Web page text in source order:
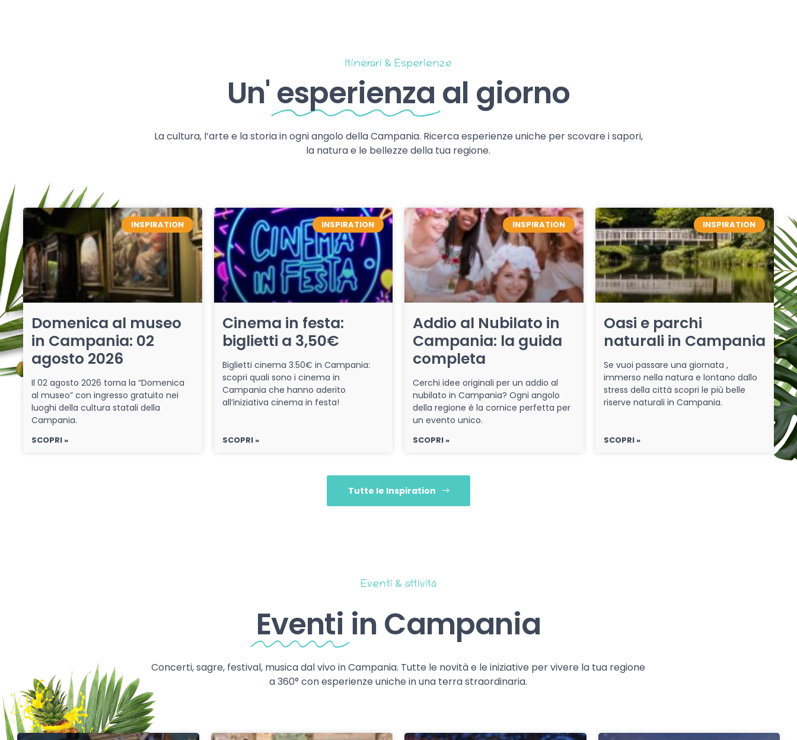
Itinerari & Esperienze
Un' esperienza al giorno
La cultura, l’arte e la storia in ogni angolo della Campania. Ricerca esperienze uniche per scovare i sapori,
la natura e le bellezze della tua regione.
INSPIRATION
Domenica al museo
in Campania: 02
agosto 2026
Il 02 agosto 2026 torna la “Domenica
al museo” con ingresso gratuito nei
luoghi della cultura statali della
Campania.
SCOPRI »
INSPIRATION
Cinema in festa:
biglietti a 3,50€
Biglietti cinema 3.50€ in Campania:
scopri quali sono i cinema in
Campania che hanno aderito
all’iniziativa cinema in festa!
SCOPRI »
INSPIRATION
Addio al Nubilato in
Campania: la guida
completa
Cerchi idee originali per un addio al
nubilato in Campania? Ogni angolo
della regione è la cornice perfetta per
un evento unico.
SCOPRI »
INSPIRATION
Oasi e parchi
naturali in Campania
Se vuoi passare una giornata ,
immerso nella natura e lontano dallo
stress della città scopri le più belle
riserve naturali in Campania.
SCOPRI »
Tutte le Inspiration
Eventi & attività
Eventi in Campania
Concerti, sagre, festival, musica dal vivo in Campania. Tutte le novità e le iniziative per vivere la tua regione
a 360° con esperienze uniche in una terra straordinaria.